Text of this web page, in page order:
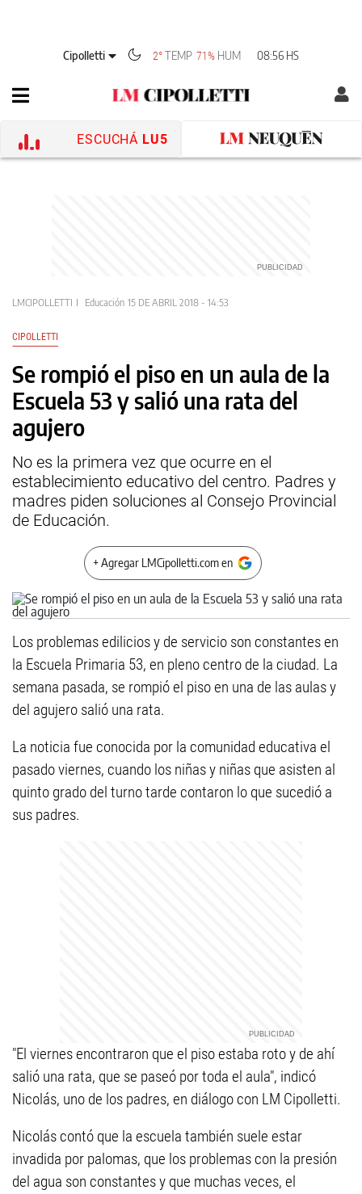
Cipolletti 2°TEMP 71% HUM 08:56 HS
ESCUCHÁ LU5
LMCIPOLLETTI Educación 15 DE ABRIL 2018 - 14:53
CIPOLLETTI
Se rompió el piso en un aula de la
Escuela 53 y salió una rata del
agujero
No es la primera vez que ocurre en el
establecimiento educativo del centro. Padres y
madres piden soluciones al Consejo Provincial
de Educación.
+ Agregar LMCipolletti.com en
Los problemas edilicios y de servicio son constantes en
la Escuela Primaria 53, en pleno centro de la ciudad. La
semana pasada, se rompió el piso en una de las aulas y
del agujero salió una rata.
La noticia fue conocida por la comunidad educativa el
pasado viernes, cuando los niñas y niñas que asisten al
quinto grado del turno tarde contaron lo que sucedió a
sus padres.
"El viernes encontraron que el piso estaba roto y de ahí
salió una rata, que se paseó por toda el aula", indicó
Nicolás, uno de los padres, en diálogo con LM Cipolletti.
Nicolás contó que la escuela también suele estar
invadida por palomas, que los problemas con la presión
del agua son constantes y que muchas veces, el